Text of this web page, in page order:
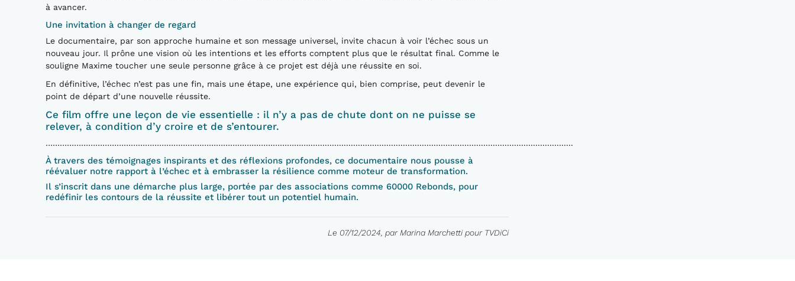
à avancer.
Une invitation à changer de regard
Le documentaire, par son approche humaine et son message universel, invite chacun à voir l’échec sous un
nouveau jour. Il prône une vision où les intentions et les efforts comptent plus que le résultat final. Comme le
souligne Maxime toucher une seule personne grâce à ce projet est déjà une réussite en soi.
En définitive, l’échec n’est pas une fin, mais une étape, une expérience qui, bien comprise, peut devenir le
point de départ d’une nouvelle réussite.
Ce film offre une leçon de vie essentielle : il n’y a pas de chute dont on ne puisse se
relever, à condition d’y croire et de s’entourer.
…………………………………………………………………………………………………................................................................................................................
À travers des témoignages inspirants et des réflexions profondes, ce documentaire nous pousse à
réévaluer notre rapport à l’échec et à embrasser la résilience comme moteur de transformation.
Il s’inscrit dans une démarche plus large, portée par des associations comme 60000 Rebonds, pour
redéfinir les contours de la réussite et libérer tout un potentiel humain.
Le 07/12/2024, par Marina Marchetti pour TVDiCi